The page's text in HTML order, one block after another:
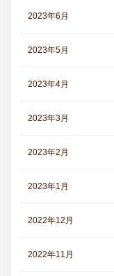
2023年6月
2023年5月
2023年4月
2023年3月
2023年2月
2023年1月
2022年12月
2022年11月